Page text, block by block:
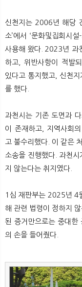
신천지는 2006년 해당
소’에서 ‘문화및집회시
사용해 왔다. 2023년 과
하고, 위반사항이 적발
있다고 통지했고, 신천지
를 했다.
과천시는 기존 도면과
이 존재하고, 지역사회
고 불수리했다. 이 같은
소송을 진행했다. 과천
지 않는다는 취지였다.
1심 재판부는 2025년 4
해 관련 법령이 정하지
된 증거만으로는 중대한
의 손을 들어줬다.